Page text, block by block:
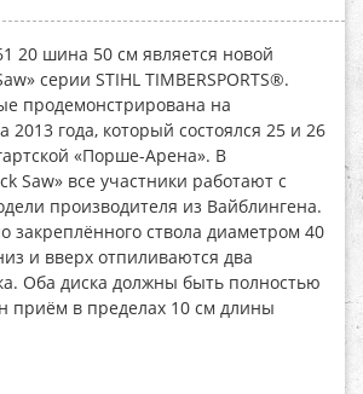
20 шина 50 см является новой
серии STIHL TIMBERSPORTS®.
продемонстрирована на
года, который состоялся 25 и 26
«Порше-Арена». В
Saw» все участники работают с
производителя из Вайблингена.
закреплённого ствола диаметром 40
и вверх отпиливаются два
Оба диска должны быть полностью
приём в пределах 10 см длины